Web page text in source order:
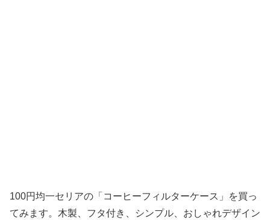
100円均一セリアの「コーヒーフィルターケース」を買っ
てみます。木製、フタ付き、シンプル、おしゃれデザイン